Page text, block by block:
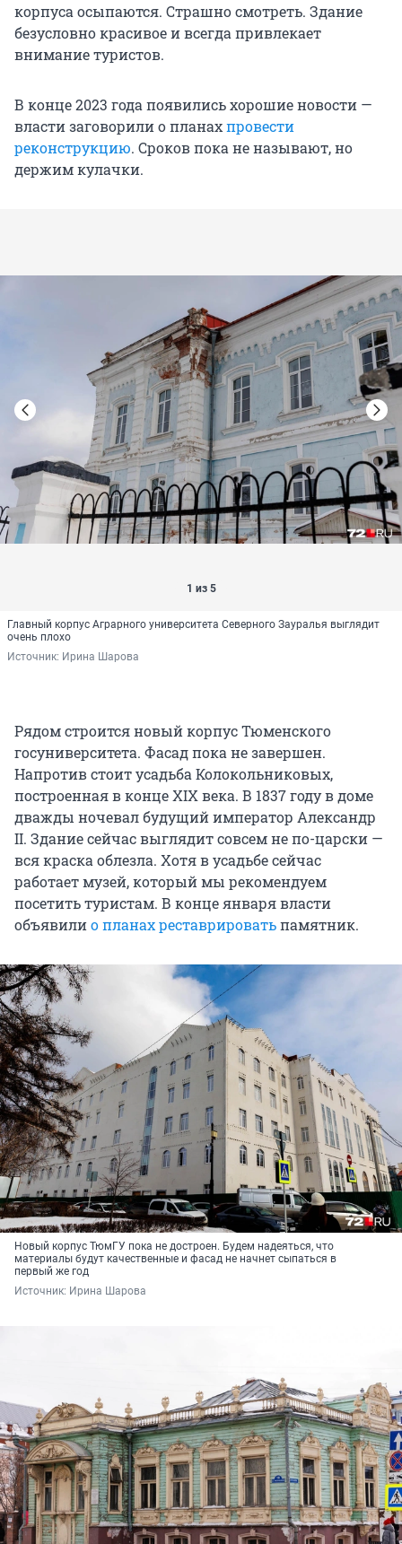
корпуса осыпаются. Страшно смотреть. Здание
безусловно красивое и всегда привлекает
внимание туристов.
В конце 2023 года появились хорошие новости —
власти заговорили о планахпровести
реконструкцию. Сроков пока не называют, но
держим кулачки.
1 из 5
Главный корпус Аграрного университета Северного Зауралья выглядит
очень плохо
Источник: Ирина Шарова
Рядом строится новый корпус Тюменского
госуниверситета. Фасад пока не завершен.
Напротив стоит усадьба Колокольниковых,
построенная в конце XIX века. В 1837 году в доме
дважды ночевал будущий император Александр
II. Здание сейчас выглядит совсем не по-царски —
вся краска облезла. Хотя в усадьбе сейчас
работает музей, который мы рекомендуем
посетить туристам. В конце января власти
объявилио планах реставрироватьпамятник.
Новый корпус ТюмГУ пока не достроен. Будем надеяться, что
материалы будут качественные и фасад не начнет сыпаться в
первый же год
Источник: Ирина Шарова